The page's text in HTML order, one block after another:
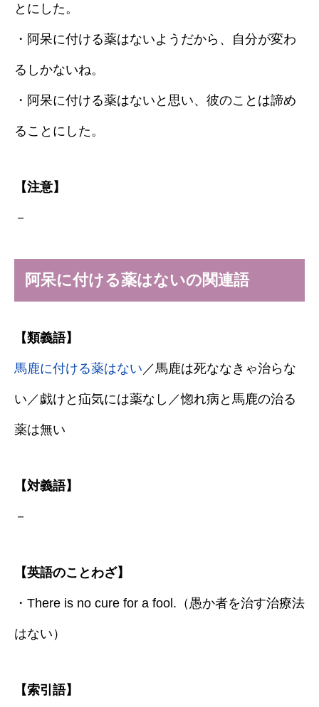
とにした。
・阿呆に付ける薬はないようだから、自分が変わ
るしかないね。
・阿呆に付ける薬はないと思い、彼のことは諦め
ることにした。
【注意】
－
阿呆に付ける薬はないの関連語
【類義語】
馬鹿に付ける薬はない ／馬鹿は死ななきゃ治らな
い／戯けと疝気には薬なし／惚れ病と馬鹿の治る
薬は無い
【対義語】
－
【英語のことわざ】
・There is no cure for a fool.（愚か者を治す治療法
はない）
【索引語】